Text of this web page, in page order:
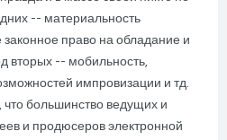
-- материальность
право на обладание и
вторых -- мобильность,
импровизации и тд.
что большинство ведущих и
и продюсеров электронной